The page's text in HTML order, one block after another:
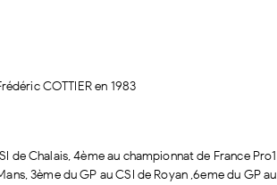
COTTIER en 1983
de Chalais, 4ème au championnat de France Pro1
3ème du GP au CSI de Royan ,6eme du GP au